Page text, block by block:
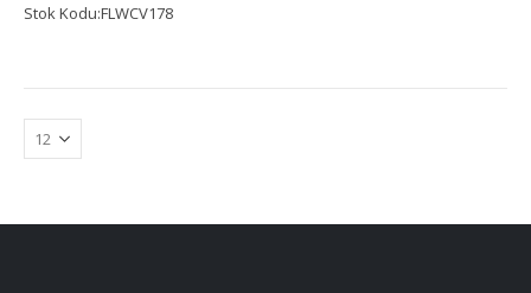
Stok Kodu:FLWCV178